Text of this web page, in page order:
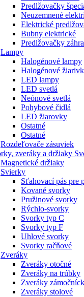
Predlžovačky
Neuzemnené
Elektrické
Bubny elektrické
Predlžovačky
Lampy
Halogénové lampy
Halogénové
LED lampy
LED svetlá
Neónové svetlá
Pohybové čidlá
LED žiarovky
Ostatné
Ostatné
Rozdeľovače zásuviek
Magnetické držiaky
Svierky
Sťahovací pás pre
Kované svorky
Pružinové svorky
Rýchlo-svorky
Svorky typ C
Svorky typ F
Uhlové svorky
Svorky račňové
Zveráky
Zveráky otočné
Zveráky na trúbky
Zveráky
Zveráky stolové